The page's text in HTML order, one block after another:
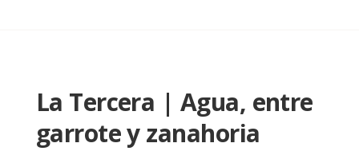
La Tercera | Agua, entre
garrote y zanahoria